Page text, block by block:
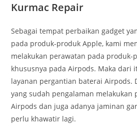
Kurmac Repair
Sebagai tempat perbaikan gadget
pada produk-produk Apple, kami
melakukan perawatan pada produk-
khususnya pada Airpods. Maka dari
layanan pergantian baterai Airpods.
yang sudah pengalaman melakukan
Airpods dan juga adanya jaminan
perlu khawatir lagi.